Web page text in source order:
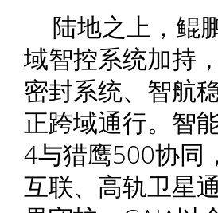
陆地之上，鲲
域智控系统加持
密封系统、智航
正跨域通行。智
4与猎鹰500协同
互联、高轨卫星